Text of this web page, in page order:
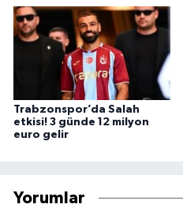
Trabzonspor’da Salah
etkisi! 3 günde 12 milyon
euro gelir
Yorumlar